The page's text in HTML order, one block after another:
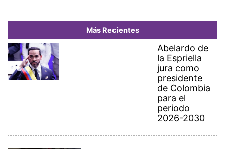
Más Recientes
Abelardo de
la Espriella
jura como
presidente
de Colombia
para el
periodo
2026-2030